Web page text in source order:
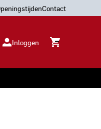
Contact
Inloggen